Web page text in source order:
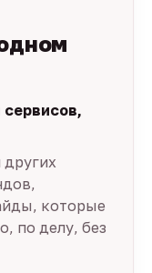
которые
по делу, без